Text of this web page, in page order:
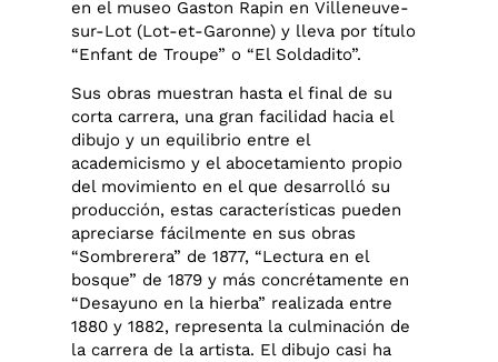
en el museo Gaston Rapin en Villeneuve-
sur-Lot (Lot-et-Garonne) y lleva por título
“Enfant de Troupe” o “El Soldadito”.
Sus obras muestran hasta el final de su
corta carrera, una gran facilidad hacia el
dibujo y un equilibrio entre el
academicismo y el abocetamiento propio
del movimiento en el que desarrolló su
producción, estas características pueden
apreciarse fácilmente en sus obras
“Sombrerera” de 1877, “Lectura en el
bosque” de 1879 y más concrétamente en
“Desayuno en la hierba” realizada entre
1880 y 1882, representa la culminación de
la carrera de la artista. El dibujo casi ha